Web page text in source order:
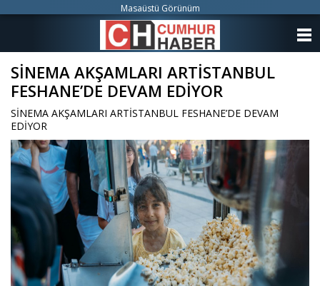
SİNEMA AKŞAMLARI ARTİSTANBUL
FESHANE’DE DEVAM EDİYOR
SİNEMA AKŞAMLARI ARTİSTANBUL FESHANE’DE DEVAM
EDİYOR
Masaüstü Görünüm
KATEGORİLER
FOTO GALERİ
VİDEO GALERİ
KÜNYE
İLETİŞİM